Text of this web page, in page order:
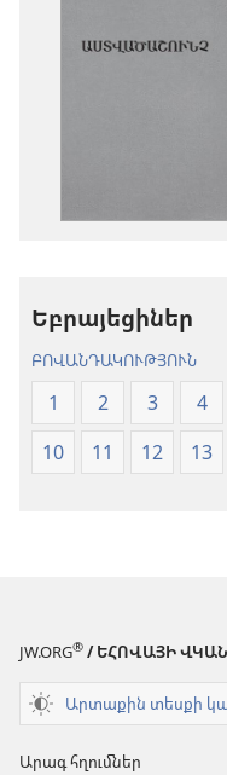
Եբրայեցիներ
ԲՈՎԱՆԴԱԿՈՒԹՅՈՒՆ
1 2 3 4
10
11 12 13
JW.ORG® / ԵՀՈՎԱՅԻ
Արտաքին տեսքի
Արագ հղումներ